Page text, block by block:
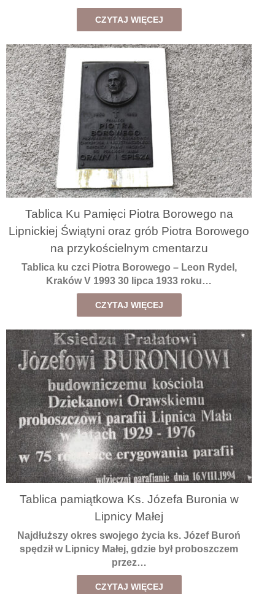
CZYTAJ WIĘCEJ
Tablica Ku Pamięci Piotra Borowego na
Lipnickiej Świątyni oraz grób Piotra Borowego
na przykościelnym cmentarzu
Tablica ku czci Piotra Borowego – Leon Rydel,
Kraków V 1993 30 lipca 1933 roku…
CZYTAJ WIĘCEJ
Tablica pamiątkowa Ks. Józefa Buronia w
Lipnicy Małej
Najdłuższy okres swojego życia ks. Józef Buroń
spędził w Lipnicy Małej, gdzie był proboszczem
przez…
CZYTAJ WIĘCEJ